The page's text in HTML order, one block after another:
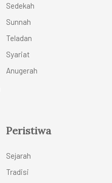
Sedekah
Sunnah
Teladan
Syariat
Anugerah
Peristiwa
Sejarah
Tradisi